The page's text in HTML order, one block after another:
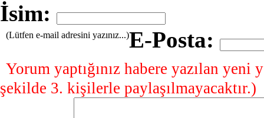
İsim:
E-Posta:
(Lütfen e-mail adresini yazınız...)
Yorum yaptığınız habere yazılan
şekilde 3. kişilerle paylaşılmayacaktır.)